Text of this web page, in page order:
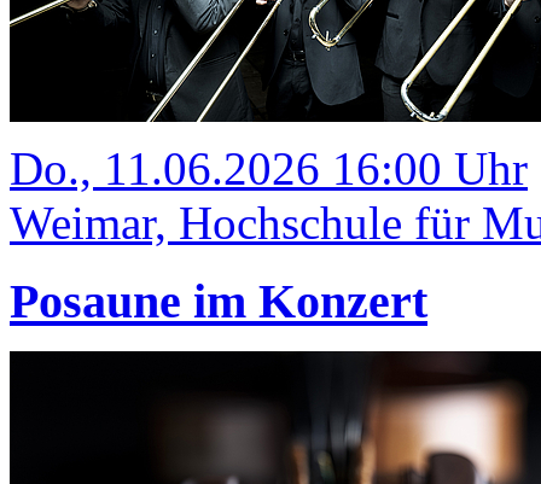
Do., 11.06.2026 16:00 Uhr
Weimar, Hochschule für
Posaune im Konzert